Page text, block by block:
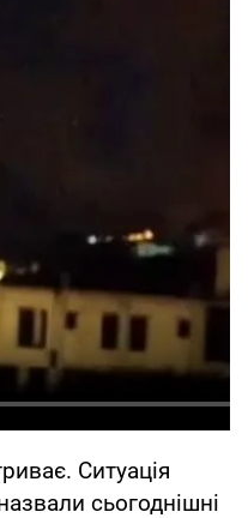
Ситуація
сьогоднішні